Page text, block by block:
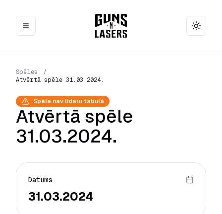
Toggle
Spēles
/
Atvērtā spēle 31.03.2024.
Spēle nav līderu tabulā
Atvērtā spēle
31.03.2024.
Datums
31.03.2024